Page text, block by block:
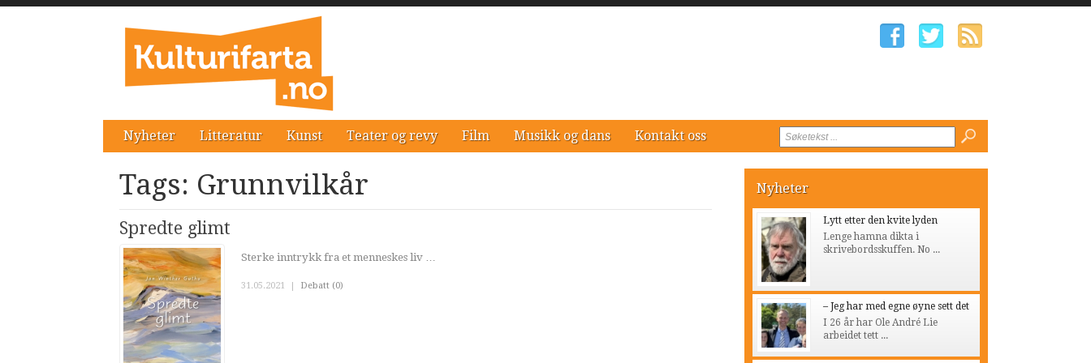
Nyheter Litteratur Kunst Teater og revy Film Musikk og dans Kontakt oss
Tags: Grunnvilkår
Spredte glimt
Sterke inntrykk fra et menneskes liv …
31.05.2021 | Debatt (0)
Nyheter
Lytt etter den kvite lyden
Lenge hamna dikta i
skrivebordsskuffen. No ...
– Jeg har med egne øyne sett det
I 26 år har Ole André Lie
arbeidet tett ...